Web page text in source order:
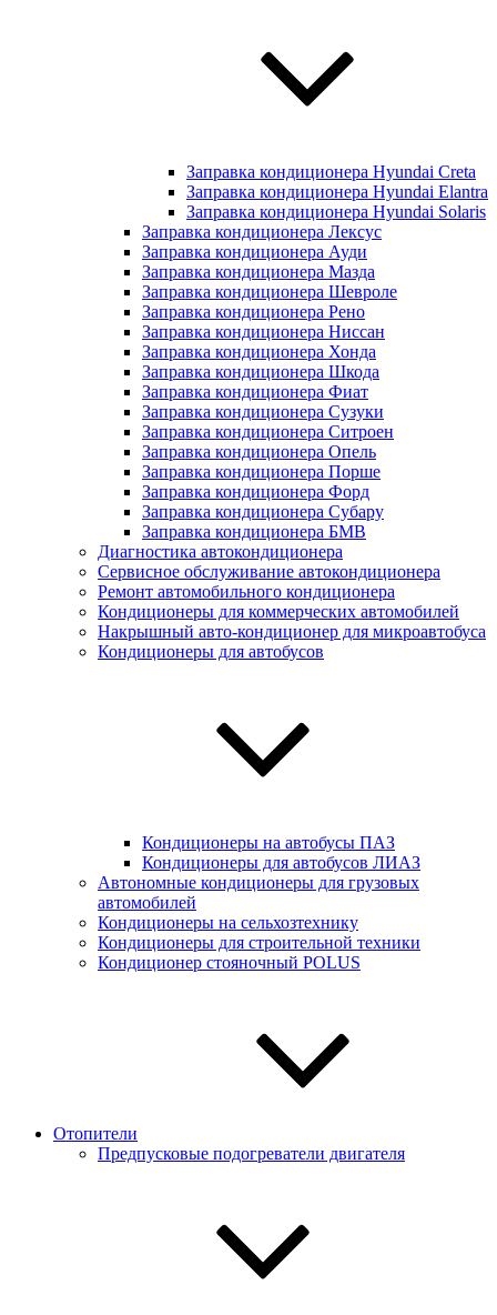
Заправка кондиционера Hyundai Creta
Заправка кондиционера Hyundai Elantra
Заправка кондиционера Hyundai Solaris
Заправка кондиционера Лексус
Заправка кондиционера Ауди
Заправка кондиционера Мазда
Заправка кондиционера Шевроле
Заправка кондиционера Рено
Заправка кондиционера Ниссан
Заправка кондиционера Хонда
Заправка кондиционера Шкода
Заправка кондиционера Фиат
Заправка кондиционера Сузуки
Заправка кондиционера Ситроен
Заправка кондиционера Опель
Заправка кондиционера Порше
Заправка кондиционера Форд
Заправка кондиционера Субару
Заправка кондиционера БМВ
Диагностика автокондиционера
Сервисное обслуживание автокондиционера
Ремонт автомобильного кондиционера
Кондиционеры для коммерческих автомобилей
Накрышный авто-кондиционер для микроавтобуса
Кондиционеры для автобусов
Кондиционеры на автобусы ПАЗ
Кондиционеры для автобусов ЛИАЗ
Автономные кондиционеры для грузовых
автомобилей
Кондиционеры на сельхозтехнику
Кондиционеры для строительной техники
Кондиционер стояночный POLUS
Отопители
Предпусковые подогреватели двигателя